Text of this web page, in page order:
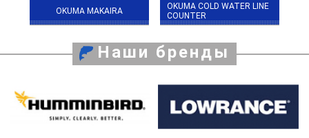
OKUMA MAKAIRA
OKUMA COLD WATER LINE
COUNTER
Наши бренды